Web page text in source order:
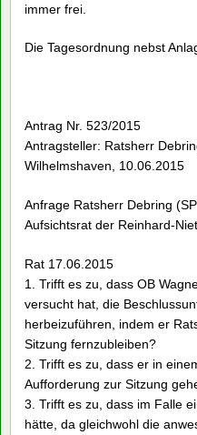
immer frei.
Die Tagesordnung nebst
Antrag Nr. 523/2015
Antragsteller: Ratsherr
Wilhelmshaven, 10.06.2015
Anfrage Ratsherr Debring
Aufsichtsrat der Reinhard-
Rat 17.06.2015
1. Trifft es zu, dass OB
versucht hat, die
herbeizuführen, indem er
Sitzung fernzubleiben?
2. Trifft es zu, dass er in
Aufforderung zur Sitzung
3. Trifft es zu, dass im Falle
hätte, da gleichwohl die